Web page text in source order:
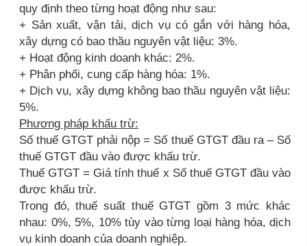
quy định theo từng hoạt động như sau:
+ Sản xuất, vận tải, dịch vụ có gắn với hàng hóa,
xây dựng có bao thầu nguyên vật liệu: 3%.
+ Hoạt động kinh doanh khác: 2%.
+ Phân phối, cung cấp hàng hóa: 1%.
+ Dịch vụ, xây dựng không bao thầu nguyên vật liệu:
5%.
Phương pháp khấu trừ:
Số thuế GTGT phải nộp = Số thuế GTGT đầu ra – Số
thuế GTGT đầu vào được khấu trừ.
Thuế GTGT = Giá tính thuế x Số thuế GTGT đầu vào
được khấu trừ.
Trong đó, thuế suất thuế GTGT gồm 3 mức khác
nhau: 0%, 5%, 10% tùy vào từng loại hàng hóa, dịch
vụ kinh doanh của doanh nghiệp.